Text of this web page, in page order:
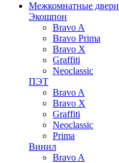
Межкомнатные двери
Экошпон
Bravo A
Bravo Prima
Bravo X
Graffiti
Neoclassic
ПЭТ
Bravo A
Bravo X
Graffiti
Neoclassic
Prima
Винил
Bravo A